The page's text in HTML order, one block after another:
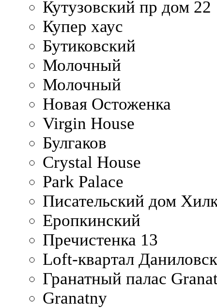
Кутузовский пр дом 22
Купер хаус
Бутиковский
Молочный
Молочный
Новая Остоженка
Virgin House
Булгаков
Crystal House
Park Palace
Писательский дом
Еропкинский
Пречистенка 13
Loft-квартал
Гранатный палас
Granatny